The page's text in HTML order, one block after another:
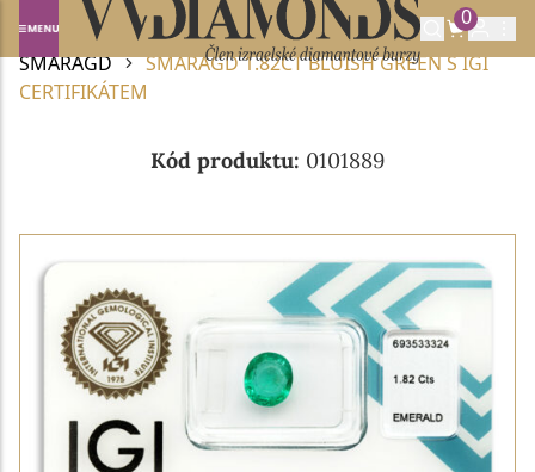
0
Domů
DRAHOKAMY A POLODRAHOKAMY
SMARAGD
SMARAGD 1.82CT BLUISH GREEN S IGI
CERTIFIKÁTEM
Kód produktu: 0101889